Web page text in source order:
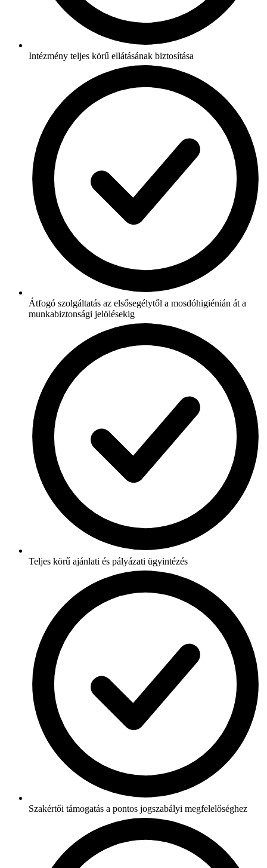
Intézmény teljes körű ellátásának biztosítása
Átfogó szolgáltatás az elsősegélytől a mosdóhigiénián át a
munkabiztonsági jelölésekig
Teljes körű ajánlati és pályázati ügyintézés
Szakértői támogatás a pontos jogszabályi megfelelőséghez